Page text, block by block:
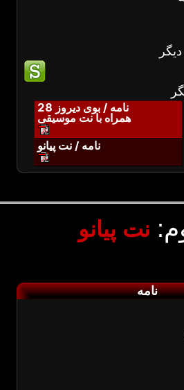
نامه / بوی دیروز 28
همراه با نت موسیقی
نامه / نت پیانو
نت پیانو
نامه